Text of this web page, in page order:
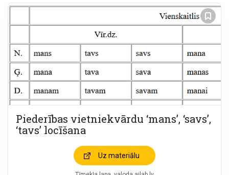
Piederības vietniekvārdu ‘mans’, ‘savs’,
‘tavs’ locīšana
Uz materiālu